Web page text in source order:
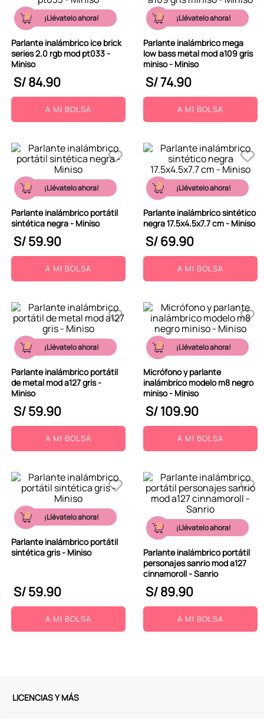
¡Llévatelo ahora!
Parlante inalámbrico ice brick
series 2.0 rgb mod pt033 -
Miniso
S/84.90
A MI BOLSA
¡Llévatelo ahora!
Parlante inalámbrico mega
low bass metal mod a109 gris
miniso - Miniso
S/74.90
A MI BOLSA
¡Llévatelo ahora!
Parlante inalámbrico portátil
sintética negra - Miniso
S/59.90
A MI BOLSA
¡Llévatelo ahora!
Parlante inalámbrico sintético
negra 17.5x4.5x7.7 cm - Miniso
S/69.90
A MI BOLSA
¡Llévatelo ahora!
Parlante inalámbrico portátil
de metal mod a127 gris -
Miniso
S/59.90
A MI BOLSA
¡Llévatelo ahora!
Micrófono y parlante
inalámbrico modelo m8 negro
miniso - Miniso
S/109.90
A MI BOLSA
¡Llévatelo ahora!
Parlante inalámbrico portátil
sintética gris - Miniso
S/59.90
A MI BOLSA
¡Llévatelo ahora!
Parlante inalámbrico portátil
personajes sanrio mod a127
cinnamoroll - Sanrio
S/89.90
A MI BOLSA
LICENCIAS Y MÁS